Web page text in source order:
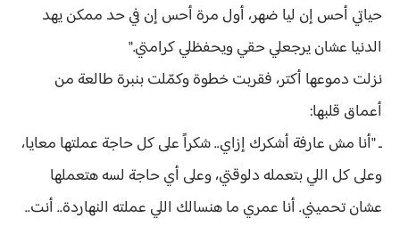
حياتي أحس إن ليا ضهر، أول مرة أحس إن في حد ممكن يهد
الدنيا عشان يرجعلي حقي ويحفظلي كرامتي."
نزلت دموعها أكتر، فقربت خطوة وكمّلت بنبرة طالعة من
أعماق قلبها:
ـ "أنا مش عارفة أشكرك إزاي.. شكراً على كل حاجة عملتها معايا،
وعلى كل اللي بتعمله دلوقتي، وعلى أي حاجة لسه هتعملها
عشان تحميني. أنا عمري ما هنسالك اللي عملته النهاردة.. أنت..